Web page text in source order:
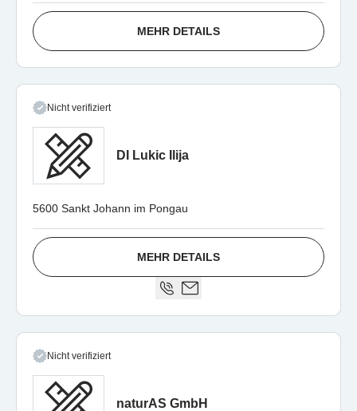
MEHR DETAILS
Nicht verifiziert
DI Lukic Ilija
5600 Sankt Johann im Pongau
MEHR DETAILS
Nicht verifiziert
naturAS GmbH